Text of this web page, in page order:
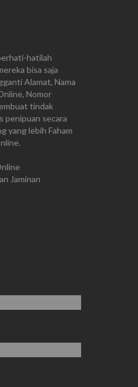
hatilah
bisa saja
Alamat, Nama
Nomor
tindak
penipuan secara
yang lebih Faham
Jaminan